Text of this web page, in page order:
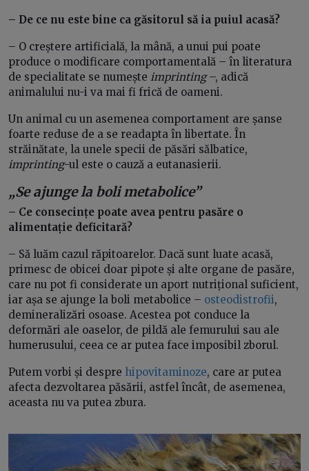
– De ce nu este bine ca găsitorul să ia puiul acasă?
– O creștere artificială, la mână, a unui pui poate
produce o modificare comportamentală – în literatura
de specialitate se numește imprinting–, adică
animalului nu-i va mai fi frică de oameni.
Un animal cu un asemenea comportament are șanse
foarte reduse de a se readapta în libertate. În
străinătate, la unele specii de păsări sălbatice,
imprinting-ul este o cauză a eutanasierii.
„Se ajunge la boli metabolice”
– Ce consecințe poate avea pentru pasăre o
alimentație deficitară?
– Să luăm cazul răpitoarelor. Dacă sunt luate acasă,
primesc de obicei doar pipote și alte organe de pasăre,
care nu pot fi considerate un aport nutrițional suficient,
iar așa se ajunge la boli metabolice – osteodistrofii,
demineralizări osoase. Acestea pot conduce la
deformări ale oaselor, de pildă ale femurului sau ale
humerusului, ceea ce ar putea face imposibil zborul.
Putem vorbi și despre hipovitaminoze, care ar putea
afecta dezvoltarea păsării, astfel încât, de asemenea,
aceasta nu va putea zbura.